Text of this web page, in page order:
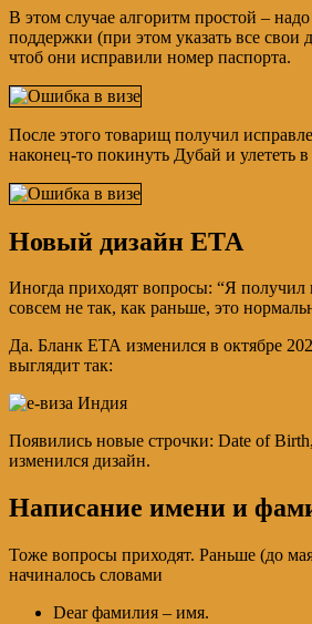
В этом случае алгоритм простой –
поддержки (при этом указать все
чтоб они исправили номер паспорта.
После этого товарищ получил
наконец-то покинуть Дубай и улететь
Новый дизайн ЕТА
Иногда приходят вопросы: “Я получил
совсем не так, как раньше, это
Да. Бланк ЕТА изменился в октябре
выглядит так:
Появились новые строчки: Date of
изменился дизайн.
Написание имени и
Тоже вопросы приходят. Раньше (до
начиналось словами
Dear фамилия – имя.